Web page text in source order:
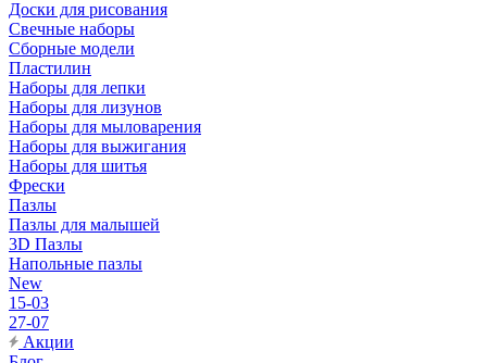
Доски для рисования
Свечные наборы
Сборные модели
Пластилин
Наборы для лепки
Наборы для лизунов
Наборы для мыловарения
Наборы для выжигания
Наборы для шитья
Фрески
Пазлы
Пазлы для малышей
3D Пазлы
Напольные пазлы
New
15-03
27-07
Акции